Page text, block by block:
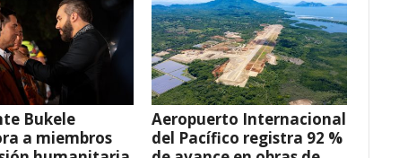
Bukele
a miembros
Aeropuerto Internacional
del Pacífico registra 92 %